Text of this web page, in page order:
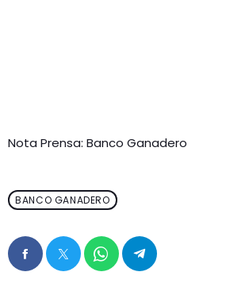
Nota Prensa: Banco Ganadero
BANCO GANADERO